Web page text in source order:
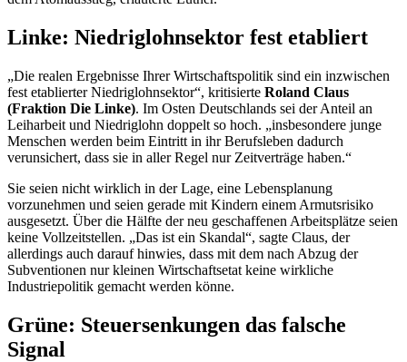
Linke: Niedriglohnsektor fest etabliert
„Die realen Ergebnisse Ihrer Wirtschaftspolitik sind ein inzwischen
fest etablierter Niedriglohnsektor“, kritisierte Roland Claus
(Fraktion Die Linke). Im Osten Deutschlands sei der Anteil an
Leiharbeit und Niedriglohn doppelt so hoch. „insbesondere junge
Menschen werden beim Eintritt in ihr Berufsleben dadurch
verunsichert, dass sie in aller Regel nur Zeitverträge haben.“
Sie seien nicht wirklich in der Lage, eine Lebensplanung
vorzunehmen und seien gerade mit Kindern einem Armutsrisiko
ausgesetzt. Über die Hälfte der neu geschaffenen Arbeitsplätze seien
keine Vollzeitstellen. „Das ist ein Skandal“, sagte Claus, der
allerdings auch darauf hinwies, dass mit dem nach Abzug der
Subventionen nur kleinen Wirtschaftsetat keine wirkliche
Industriepolitik gemacht werden könne.
Grüne: Steuersenkungen das falsche
Signal